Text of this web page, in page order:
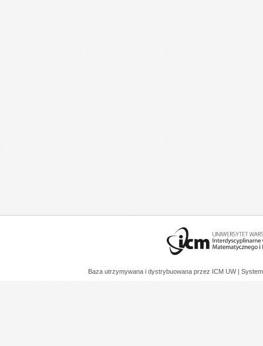
Baza utrzymywana i dystrybuowana przez ICM UW |